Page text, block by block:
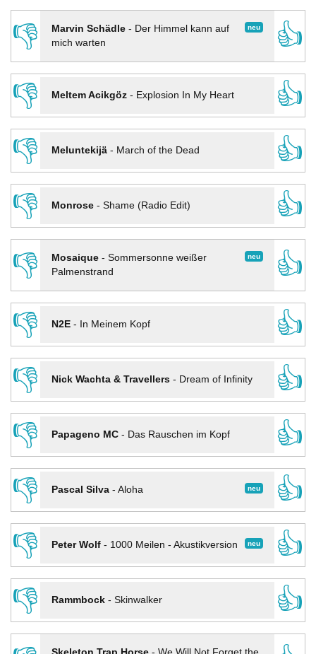
👎 neu
Marvin Schädle- Der Himmel kann auf
mich warten
👍
👎
Meltem Acikgöz- Explosion In My Heart
👍
👎
Meluntekijä- March of the Dead
👍
👎
Monrose- Shame (Radio Edit)
👍
👎
neu
Mosaique- Sommersonne weißer
Palmenstrand
👍
👎
N2E- In Meinem Kopf
👍
👎
Nick Wachta & Travellers- Dream of Infinity
👍
👎
Papageno MC- Das Rauschen im Kopf
👍
👎
neu
Pascal Silva- Aloha
👍
👎
neu
Peter Wolf- 1000 Meilen - Akustikversion
👍
👎
Rammbock- Skinwalker
👍